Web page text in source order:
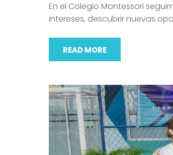
En el Colegio Montessori
intereses, descubrir nuevas
READ MORE